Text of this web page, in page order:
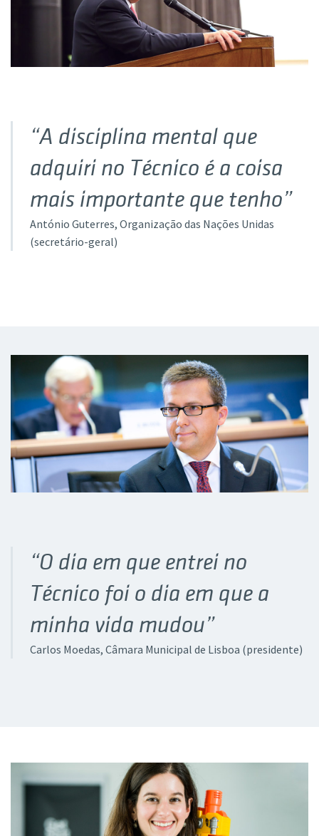
“A disciplina mental que
adquiri no Técnico é a coisa
mais importante que tenho”
António Guterres, Organização das Nações Unidas
(secretário-geral)
“O dia em que entrei no
Técnico foi o dia em que a
minha vida mudou”
Carlos Moedas, Câmara Municipal de Lisboa (presidente)